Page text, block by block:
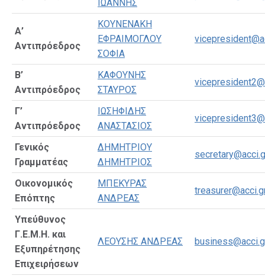
ΙΩΑΝΝΗΣ
Α’
Αντιπρόεδρος
ΚΟΥΝΕΝΑΚΗ
ΕΦΡΑΙΜΟΓΛΟΥ
ΣΟΦΙΑ
Β’
Αντιπρόεδρος
ΚΑΦΟΥΝΗΣ
ΣΤΑΥΡΟΣ
Γ’
Αντιπρόεδρος
ΙΩΣΗΦΙΔΗΣ
ΑΝΑΣΤΑΣΙΟΣ
Γενικός
Γραμματέας
ΔΗΜΗΤΡΙΟΥ
ΔΗΜΗΤΡΙΟΣ
Οικονομικός
Επόπτης
ΜΠΕΚΥΡΑΣ
ΑΝΔΡΕΑΣ
Υπεύθυνος
Γ.Ε.Μ.Η. και
Εξυπηρέτησης
Επιχειρήσεων
ΛΕΟΥΣΗΣ ΑΝΔΡΕΑΣ